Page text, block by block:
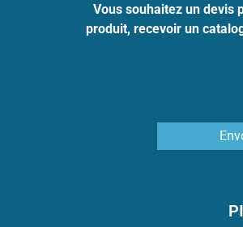
Vous souhaitez un devis
produit, recevoir un